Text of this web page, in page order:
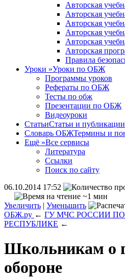
Авторская
Авторская
Авторская
Авторская
Авторская
Авторская
Правила
Уроки »Уроки по ОБЖ
Программы уроков
Рефераты по ОБЖ
Тесты по обж
Презентации по ОБЖ
Видеоуроки
СтатьиСтатьи и публикации
Словарь ОБЖТермины и
Ещё »Все сервисы
Литература
Ссылки
Поиск по сайту
06.10.2014 17:52
~1 мин
Увеличить | Уменьшить
ОБЖ.ру ← ГУ МЧС РОССИИ
РЕСПУБЛИКЕ ←
Школьникам о
обороне